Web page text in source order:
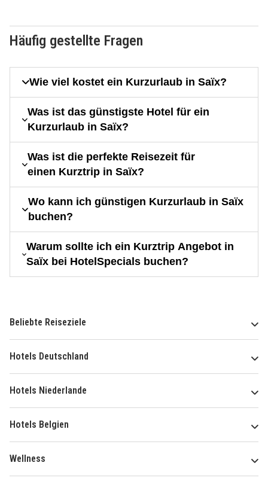
Häufig gestellte Fragen
Wie viel kostet ein Kurzurlaub in Saïx?
Was ist das günstigste Hotel für ein
Kurzurlaub in Saïx?
Was ist die perfekte Reisezeit für
einen Kurztrip in Saïx?
Wo kann ich günstigen Kurzurlaub in Saïx
buchen?
Warum sollte ich ein Kurztrip Angebot in
Saïx bei HotelSpecials buchen?
Beliebte Reiseziele
Hotels Deutschland
Hotels Niederlande
Hotels Belgien
Wellness